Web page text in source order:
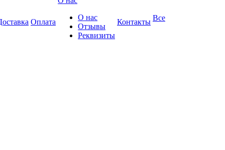
Оплата
О нас
Отзывы
Реквизиты
Контакты Все